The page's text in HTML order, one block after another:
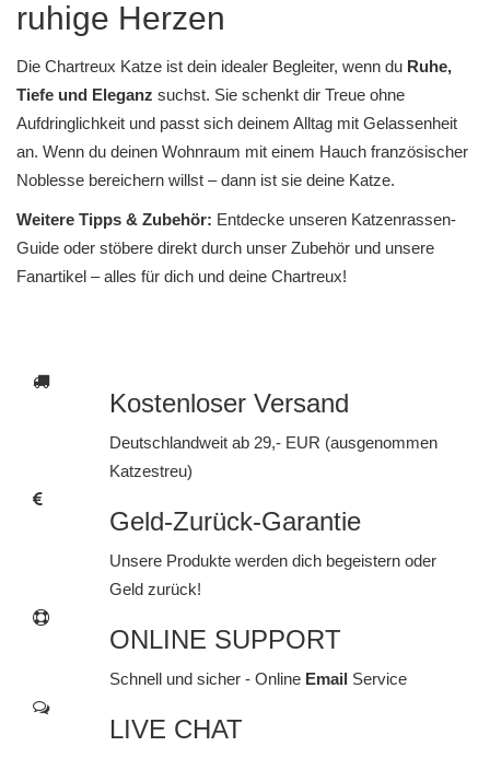
ruhige Herzen
Die Chartreux Katze ist dein idealer Begleiter, wenn du Ruhe,
Tiefe und Eleganz suchst. Sie schenkt dir Treue ohne
Aufdringlichkeit und passt sich deinem Alltag mit Gelassenheit
an. Wenn du deinen Wohnraum mit einem Hauch französischer
Noblesse bereichern willst – dann ist sie deine Katze.
Weitere Tipps & Zubehör: Entdecke unseren Katzenrassen-
Guide oder stöbere direkt durch unser Zubehör und unsere
Fanartikel – alles für dich und deine Chartreux!
Kostenloser Versand
Deutschlandweit ab 29,- EUR (ausgenommen
Katzestreu)
Geld-Zurück-Garantie
Unsere Produkte werden dich begeistern oder
Geld zurück!
ONLINE SUPPORT
Schnell und sicher - Online Email Service
LIVE CHAT